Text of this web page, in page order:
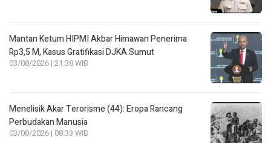
Mantan Ketum HIPMI Akbar Himawan Penerima
Rp3,5 M, Kasus Gratifikasi DJKA Sumut
03/08/2026 | 21:38 WIB
Menelisik Akar Terorisme (44): Eropa Rancang
Perbudakan Manusia
03/08/2026 | 08:33 WIB